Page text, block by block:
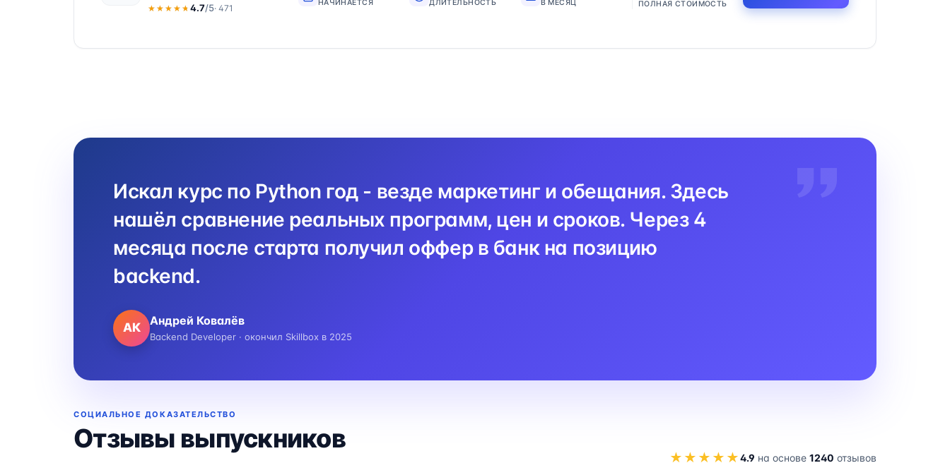
★★★★★
★★★★★ 4.7/5· 471 НАЧИНАЕТСЯ ДЛИТЕЛЬНОСТЬ В МЕСЯЦ ПОЛНАЯ СТОИМОСТЬ
Искал курс по Python год - везде маркетинг и обещания. Здесь
нашёл сравнение реальных программ, цен и сроков. Через 4
месяца после старта получил оффер в банк на позицию
backend.
АК Андрей Ковалёв
Backend Developer · окончил Skillbox в 2025
СОЦИАЛЬНОЕ ДОКАЗАТЕЛЬСТВО
Отзывы выпускников
★★★★★4.9 на основе 1240 отзывов